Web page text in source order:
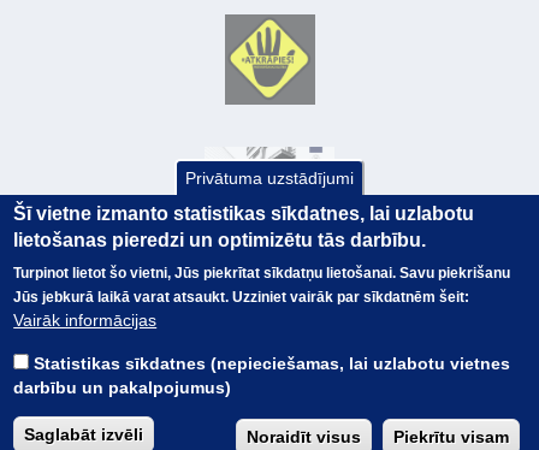
© Valsts kase 2017
Visas tiesības
EK GRĀMATVEDĪBAS KURSS
TERMINI
BUJ
Privātuma uzstādījumi
Šī vietne izmanto statistikas sīkdatnes, lai uzlabotu
lietošanas pieredzi un optimizētu tās darbību.
Turpinot lietot šo vietni, Jūs piekrītat sīkdatņu lietošanai. Savu piekrišanu
Jūs jebkurā laikā varat atsaukt. Uzziniet vairāk par sīkdatnēm šeit:
Vairāk informācijas
Statistikas sīkdatnes (nepieciešamas, lai uzlabotu vietnes
darbību un pakalpojumus)
Saglabāt izvēli Noraidīt visus Piekrītu visam